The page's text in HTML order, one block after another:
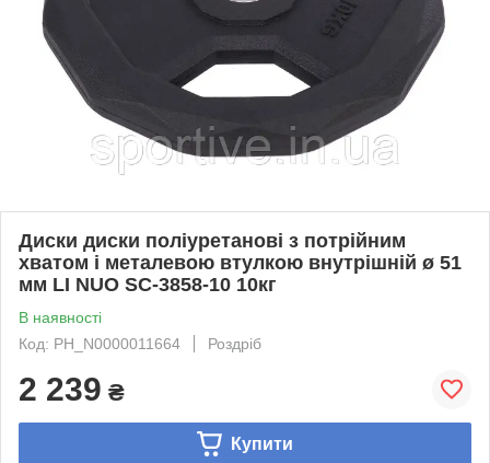
Диски диски поліуретанові з потрійним
хватом і металевою втулкою внутрішній ø 51
мм LI NUO SC-3858-10 10кг
В наявності
Код: PH_N0000011664
Роздріб
2 239 ₴
Купити